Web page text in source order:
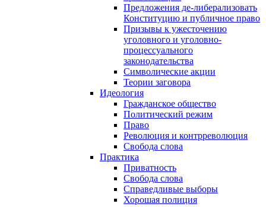
Предложения де-либерализовать
Конституцию и публичное право
Призывы к ужесточению
уголовного и уголовно-
процессуального
законодательства
Символические акции
Теории заговора
Идеология
Гражданское общество
Политический режим
Право
Революция и контрреволюция
Свобода слова
Практика
Приватность
Свобода слова
Справедливые выборы
Хорошая полиция